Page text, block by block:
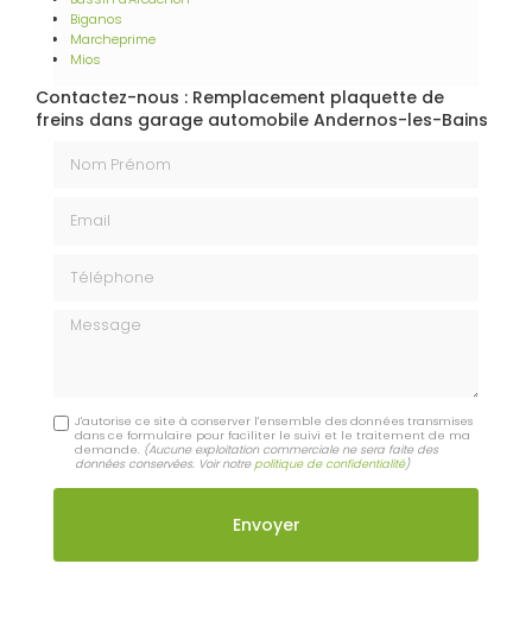
Biganos
Marcheprime
Mios
Contactez-nous : Remplacement plaquette de
freins dans garage automobile Andernos-les-Bains
Message
J'autorise ce site à conserver l'ensemble des données transmises
dans ce formulaire pour faciliter le suivi et le traitement de ma
demande. (Aucune exploitation commerciale ne sera faite des
données conservées. Voir notrepolitique de confidentialité)